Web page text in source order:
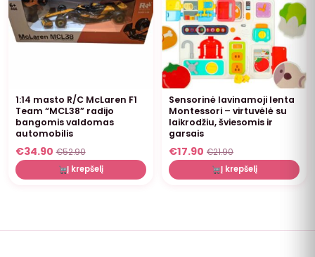
1:14 masto R/C McLaren F1
Team “MCL38” radijo
bangomis valdomas
automobilis
€34.90 €52.90
Į krepšelį
Sensorinė lavinamoji lenta
Montessori – virtuvėlė su
laikrodžiu, šviesomis ir
garsais
€17.90 €21.90
Į krepšelį